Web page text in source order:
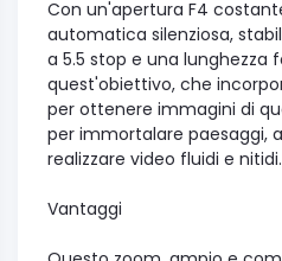
Con un'apertura F4
automatica silenziosa,
a 5.5 stop e una lunghezza
quest'obiettivo, che
per ottenere immagini di
per immortalare paesaggi,
realizzare video fluidi e nitidi.
Vantaggi